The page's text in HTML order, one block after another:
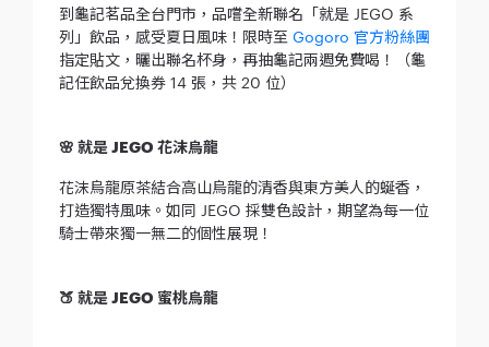
到龜記茗品全台門市，品嚐全新聯名「就是 JEGO 系
列」飲品，感受夏日風味！限時至 Gogoro 官方粉絲團
指定貼文，曬出聯名杯身，再抽龜記兩週免費喝！（龜
記任飲品兌換券 14 張，共 20 位）
🌸 就是 JEGO 花沫烏龍
花沫烏龍原茶結合高山烏龍的清香與東方美人的蜒香，
打造獨特風味。如同 JEGO 採雙色設計，期望為每一位
騎士帶來獨一無二的個性展現！
🍑 就是 JEGO 蜜桃烏龍